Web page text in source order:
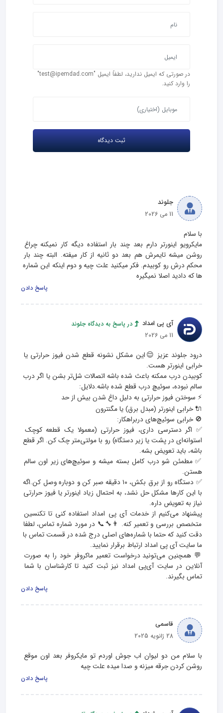
در صورتی که ایمیل ندارید، لطفاً ایمیل "test@ipemdad.com"
را وارد کنید.
جلوند
11 می 2026
مایکرویو اینورتر دارم بعد چند بار استفاده دیگه کار نمیکنه چراغ
روشن میشه تایمرش هم بعد دو ثانیه از کار میفته. البته چند بار
محکم درش رو کوبیدم. فکر میکنید علت چیه و دوم اینکه این شماره
ها که دادید اصلا نمیگیره
پاسخ دادن
آی پی امداد
در پاسخ به دیدگاه جلوند
11 می 2026
درود جلوند عزیز 😌این مشکل نشونه‌ قطع شدن فیوز حرارتی یا
کوبیدن درب ممکنه باعث شده باشه اتصالات شل‌تر بشن یا اگر درب
✅ اگر دسترسی داری، فیوز حرارتی (معمولا یک قطعه کوچک
استوانه‌ای در پشت یا زیر دستگاه) رو با مولتی‌متر چک کن. اگر قطع
✅ مطمئن شو درب کامل بسته میشه و سوئیچ‌های زیر اون سالم
✅ دستگاه رو از برق بکش، ۱۰ دقیقه صبر کن و دوباره وصل کن.اگه
با این کارها مشکل حل نشد، به احتمال زیاد اینورتر یا فیوز حرارتی
پیشنهاد می‌کنیم از خدمات آی پی امداد استفاده کنی تا تکنسین
متخصص بررسی و تعمیر کنه. 👨‍🔧📞 در مورد شماره تماس، لطفا
دقت کنید که حتما با شماره‌های اصلی درج شده در قسمت تماس با
💬 همچنین می‌تونید درخواست تعمیر ماکروفر خود را به صورت
آنلاین در سایت آی‌پی امداد نیز ثبت کنید تا کارشناسان با شما
تماس بگیرند.
پاسخ دادن
قاسمی
28 ژانویه 2025
با سلام من دو لیوان اب جوش اوردم تو مایکروفر بعد اون موقع
روشن کردن جرقه میزنه و صدا میده علت چیه
پاسخ دادن